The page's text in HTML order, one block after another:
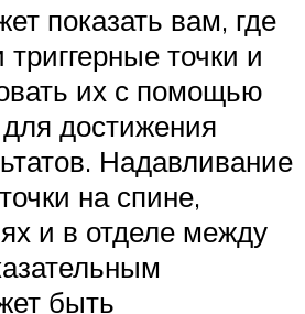
показать вам, где
триггерные точки и
их с помощью
достижения
Надавливание
на спине,
и в отделе между
быть